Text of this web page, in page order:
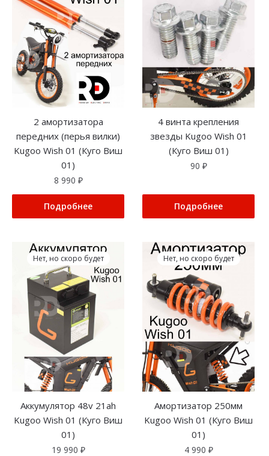
2 амортизатора
передних (перья вилки)
Kugoo Wish 01 (Куго Виш
01)
8 990 ₽
Подробнее
4 винта крепления
звезды Kugoo Wish 01
(Куго Виш 01)
90 ₽
Подробнее
Нет, но скоро будет
Аккумулятор 48v 21ah
Kugoo Wish 01 (Куго Виш
01)
19 990 ₽
Нет, но скоро будет
Амортизатор 250мм
Kugoo Wish 01 (Куго Виш
01)
4 990 ₽